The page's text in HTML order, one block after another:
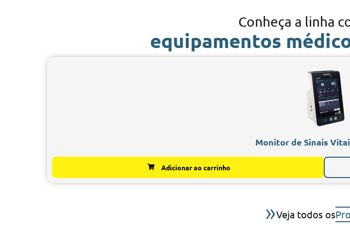
Conheça a linha
equipamentos
Monitor de Sinais
Adicionar ao carrinho
»Veja todos os